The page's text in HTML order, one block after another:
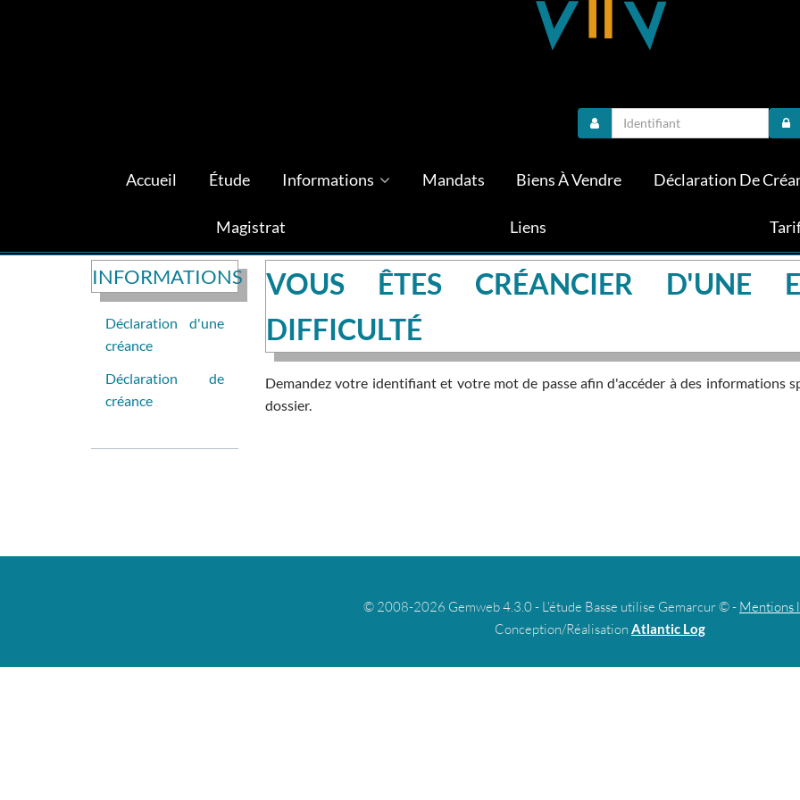
Accueil Étude Informations Mandats Biens À Vendre Déclaration De
Magistrat Liens
INFORMATIONS
Déclaration d'une
créance
Déclaration de
créance
VOUS ÊTES CRÉANCIER D'UNE
DIFFICULTÉ
Demandez votre identifiant et votre mot de passe afin d'accéder à des informations
dossier.
© 2008-2026 Gemweb 4.3.0 - L'étude Basse utilise Gemarcur © - Mentions
Conception/Réalisation Atlantic Log